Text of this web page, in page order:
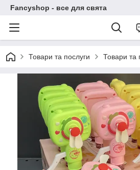
Fancyshop - все для свята
Товари та послуги Товари та